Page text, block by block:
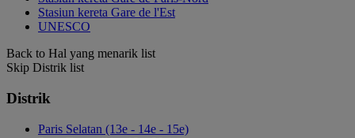
Stasiun kereta Gare de l'Est
UNESCO
Back to Hal yang menarik list
Skip Distrik list
Distrik
Paris Selatan (13e - 14e - 15e)